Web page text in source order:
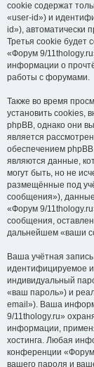
cookie содержат
«user-id») и
id»), автоматически
Третья cookie будет
«Форум 9/
информации о
работы с форумами.
Также во время
установить cookies,
phpBB, однако они
является
обеспечением
являются данные,
могут быть, но не
размещённые под
сообщения»),
«Форум 9/
сообщения,
дальнейшем «ваши
Ваша учётная
идентифицируемое
индивидуальный
«ваш пароль») и
email»). Ваша
9/11thology.ru»
информации,
хостинга. Любая
конференции
вашего пароля и